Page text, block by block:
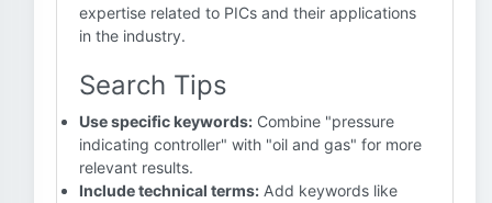
expertise related to PICs and their applications
in the industry.
Search Tips
Use specific keywords: Combine "pressure
indicating controller" with "oil and gas" for more
relevant results.
Include technical terms: Add keywords like